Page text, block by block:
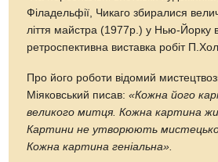
Філадельфії, Чикаго збиралися
ліття майстра (1977р.) у Нью-Йорку
ретроспективна виставка робіт
Про його роботи відомий
Міяковський писав:«Кожна його
великого митця. Кожна картина
Картини не утворюють
Кожна картина геніальна».